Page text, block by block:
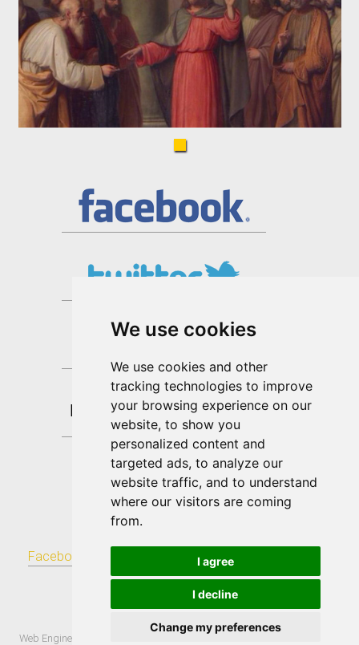
We use cookies
We use cookies and other
tracking technologies to improve
your browsing experience on our
website, to show you
personalized content and
targeted ads, to analyze our
website traffic, and to understand
where our visitors are coming
from.
I agree
I decline
Change my preferences
Don Pino Esposito
Facebook Flickr|
Pinterest|RSS
S.Donato di Ninea
IT
Web Engine